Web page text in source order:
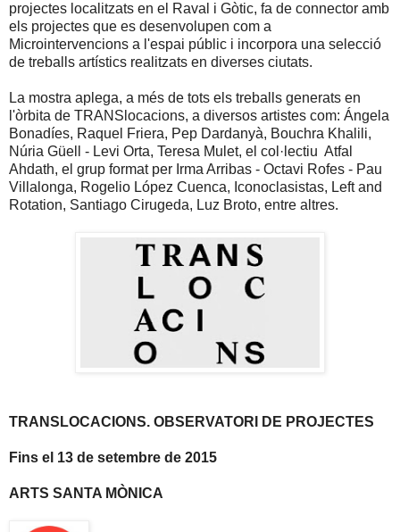
projectes localitzats en el Raval i Gòtic, fa de connector amb
els projectes que es desenvolupen com a
Microintervencions a l'espai públic i incorpora una selecció
de treballs artístics realitzats en diverses ciutats.
La mostra aplega, a més de tots els treballs generats en
l'òrbita de TRANSlocacions, a diversos artistes com: Ángela
Bonadíes, Raquel Friera, Pep Dardanyà, Bouchra Khalili,
Núria Güell - Levi Orta, Teresa Mulet, el col·lectiu Atfal
Ahdath, el grup format per Irma Arribas - Octavi Rofes - Pau
Villalonga, Rogelio López Cuenca, Iconoclasistas, Left and
Rotation, Santiago Cirugeda, Luz Broto, entre altres.
TRANSLOCACIONS. OBSERVATORI DE PROJECTES
Fins el 13 de setembre de 2015
ARTS SANTA MÒNICA